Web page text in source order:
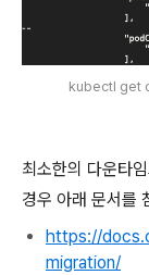
kubectl get
최소한의 다운타
경우 아래 문서를
https://
migration/